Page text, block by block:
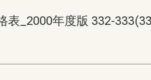
_2000年度版 332-